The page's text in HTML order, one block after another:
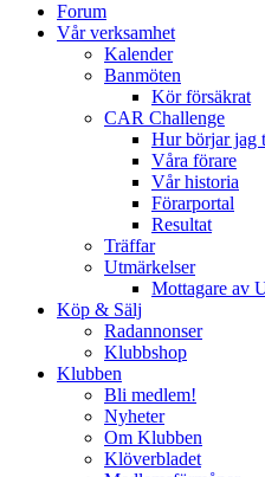
Forum
Vår verksamhet
Kalender
Banmöten
Kör försäkrat
CAR Challenge
Hur börjar jag
Våra förare
Vår historia
Förarportal
Resultat
Träffar
Utmärkelser
Mottagare av
Köp & Sälj
Radannonser
Klubbshop
Klubben
Bli medlem!
Nyheter
Om Klubben
Klöverbladet